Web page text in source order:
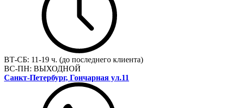
ВТ-СБ: 11-19 ч. (до последнего клиента)
ВС-ПН: ВЫХОДНОЙ
Санкт-Петербург, Гончарная ул.11